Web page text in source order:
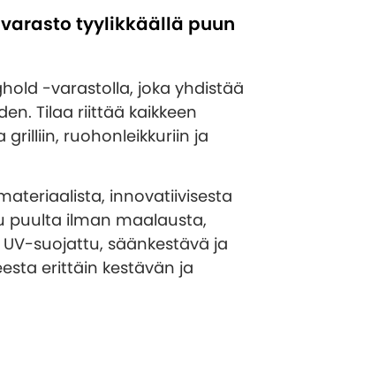
tyylikkäällä puun
-varastolla, joka yhdistää
Tilaa riittää kaikkeen
ruohonleikkuriin ja
innovatiivisesta
puulta ilman maalausta,
suojattu, säänkestävä ja
erittäin kestävän ja